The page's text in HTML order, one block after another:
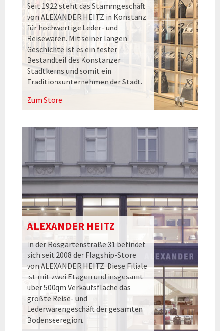
Seit 1922 steht das Stammgeschäft
von ALEXANDER HEITZ in Konstanz
für hochwertige Leder- und
Reisewaren. Mit seiner langen
Geschichte ist es ein fester
Bestandteil des Konstanzer
Stadtkerns und somit ein
Traditionsunternehmen der Stadt.
Zum Store
ALEXANDER HEITZ
In der Rosgartenstraße 31 befindet
sich seit 2008 der Flagship-Store
von ALEXANDER HEITZ. Diese Filiale
ist mit zwei Etagen und insgesamt
über 500qm Verkaufsfläche das
größte Reise- und
Lederwarengeschäft der gesamten
Bodenseeregion.